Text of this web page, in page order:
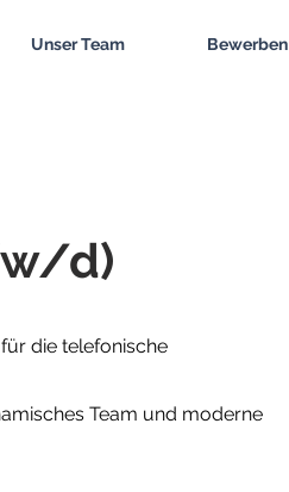
Unser Team Bewerben
d)
die telefonische
Team und moderne